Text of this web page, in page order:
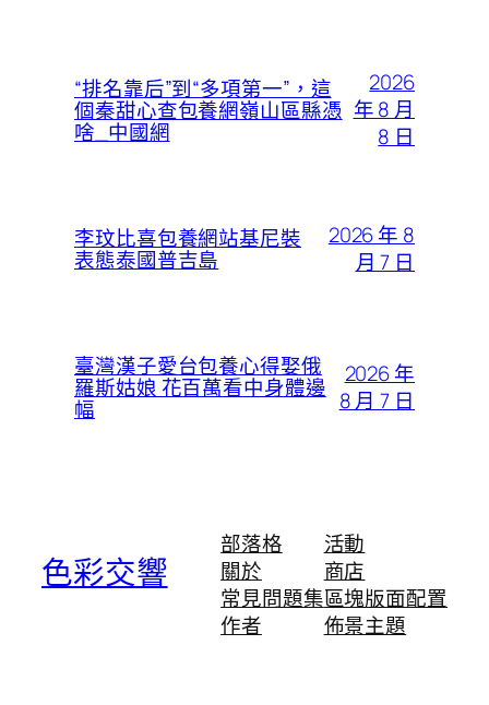
“排名靠后”到“多項第一”，這
個秦甜心查包養網嶺山區縣憑
啥_中國網
2026
年 8 月
8 日
李玟比喜包養網站基尼裝
表態泰國普吉島
2026 年 8
月 7 日
臺灣漢子愛台包養心得娶俄
羅斯姑娘 花百萬看中身體邊
幅
2026 年
8 月 7 日
色彩交響
部落格
關於
常見問題集
作者
活動
商店
區塊版面配置
佈景主題